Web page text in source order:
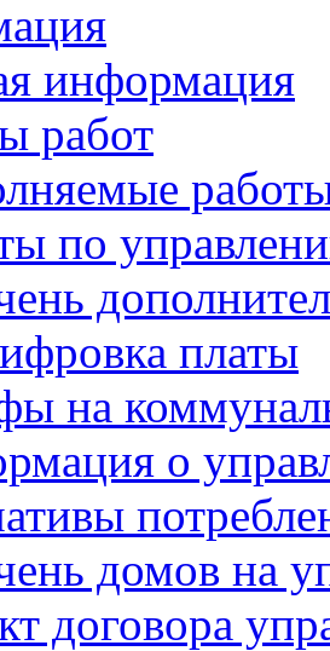
информация
работ
по
платы
на
о
домов на
договора